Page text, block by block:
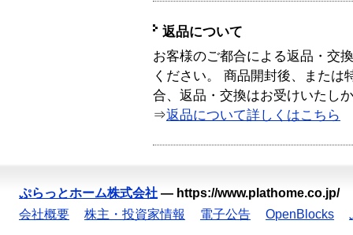
返品について
お客様のご都合による返品・交
ください。 商品開封後、または
合、返品・交換はお受けいたし
⇒返品について詳しくはこちら
ぷらっとホーム株式会社 — https://www.plathome.co.jp/
会社概要
株主・投資家情報 電子公告 OpenBlocks